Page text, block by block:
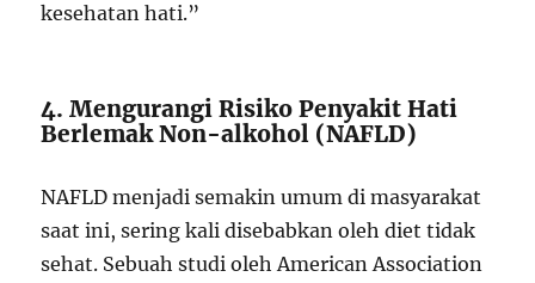
kesehatan hati.”
4. Mengurangi Risiko Penyakit Hati
Berlemak Non-alkohol (NAFLD)
NAFLD menjadi semakin umum di masyarakat
saat ini, sering kali disebabkan oleh diet tidak
sehat. Sebuah studi oleh American Association